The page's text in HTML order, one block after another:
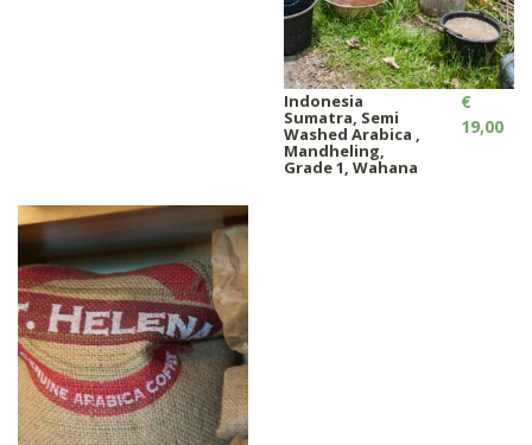
Indonesia
Sumatra, Semi
Washed Arabica ,
Mandheling,
Grade 1, Wahana
€
19,00